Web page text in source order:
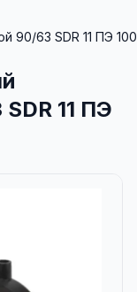
90/63 SDR 11 ПЭ 100
11 ПЭ